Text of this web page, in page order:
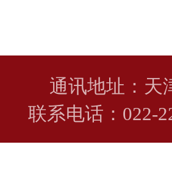
通讯地址：天
联系电话：022-